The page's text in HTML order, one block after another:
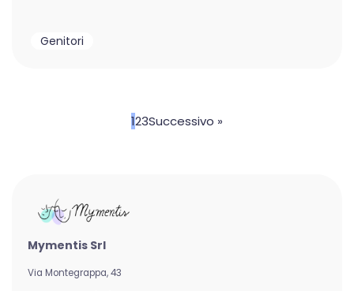
Genitori
123Successivo »
Mymentis Srl
Via Montegrappa, 43